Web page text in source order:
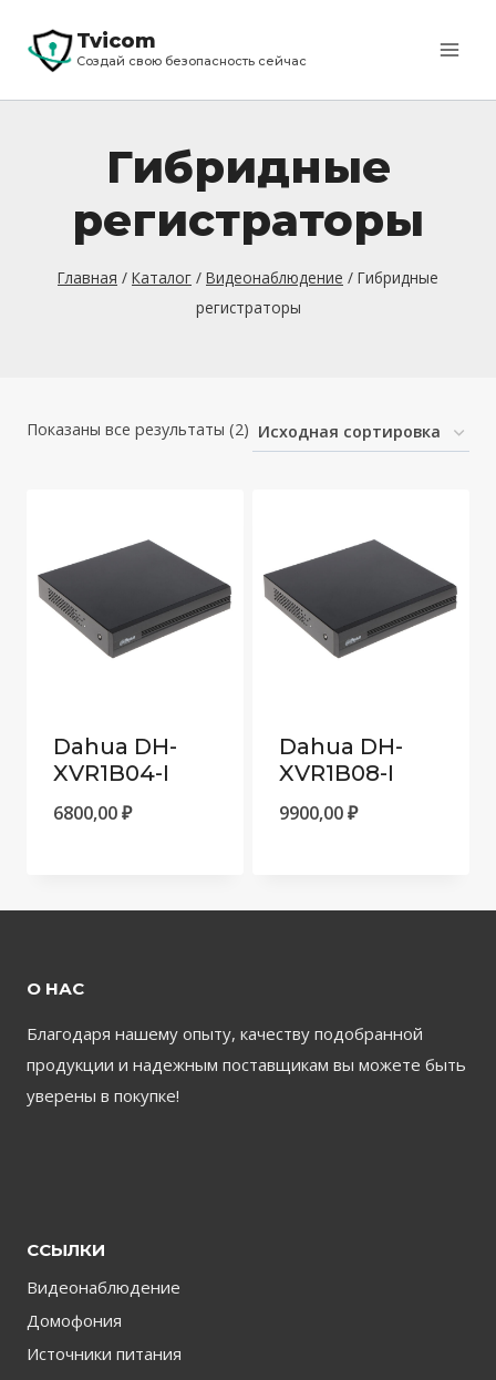
Tvicom
Создай свою безопасность сейчас
Гибридные
регистраторы
Главная / Каталог / Видеонаблюдение / Гибридные
регистраторы
Показаны все результаты (2)
Dahua DH-
XVR1B04-I
6800,00₽
Dahua DH-
XVR1B08-I
9900,00₽
О НАС
Благодаря нашему опыту, качеству подобранной
продукции и надежным поставщикам вы можете быть
уверены в покупке!
ССЫЛКИ
Видеонаблюдение
Домофония
Источники питания